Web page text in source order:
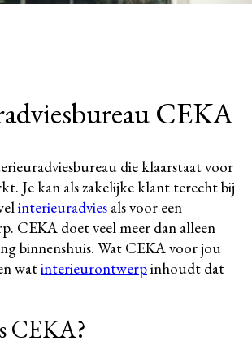
CEKA
die klaarstaat voor
Je kan als zakelijke klant terecht bij
interieuradvies als voor een
CEKA doet veel meer dan alleen
binnenshuis. Wat CEKA voor jou
watinterieurontwerpinhoudt dat
CEKA?